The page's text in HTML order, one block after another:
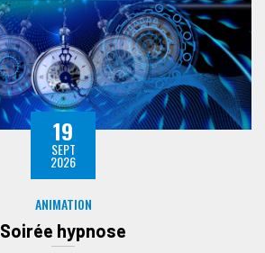
19
SEPT
2026
ANIMATION
Soirée hypnose